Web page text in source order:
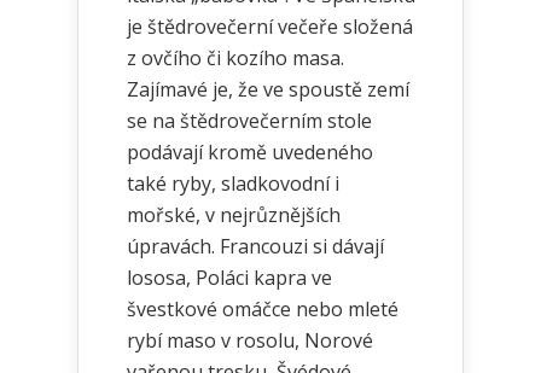
je štědrovečerní večeře složená
z ovčího či kozího masa.
Zajímavé je, že ve spoustě zemí
se na štědrovečerním stole
podávají kromě uvedeného
také ryby, sladkovodní i
mořské, v nejrůznějších
úpravách. Francouzi si dávají
lososa, Poláci kapra ve
švestkové omáčce nebo mleté
rybí maso v rosolu, Norové